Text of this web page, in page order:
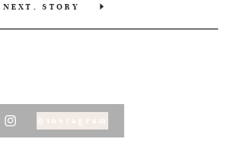
NEXT. STORY
@instagram